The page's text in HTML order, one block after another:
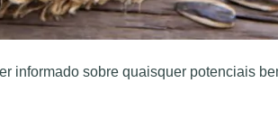
informado sobre quaisquer potenciais